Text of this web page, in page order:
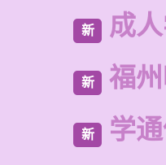
新 成
新 福
新 学